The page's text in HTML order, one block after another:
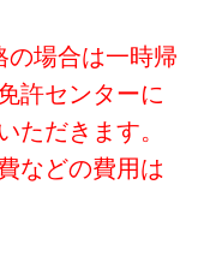
場合は一時帰
許センターに
ただきます。
などの費用は